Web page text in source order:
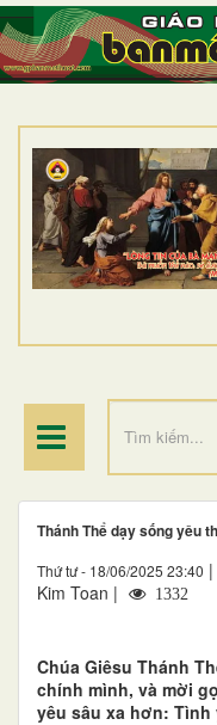
TRANG NHẤT
GIỚI THIỆU
DÒNG TU
BAN MỤC VỤ
ĐOÀN THỂ CG
ĐIỂM HÀNH HƯƠNG
Thánh Thể dạy sống yêu
Thứ tư - 18/06/2025 23:40 |
Kim Toan |
1332
Chúa Giêsu Thánh
chính mình, và mời
yêu sâu xa hơn: